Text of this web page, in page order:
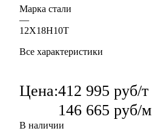
Марка стали
—
12Х18Н10Т
Все характеристики
Цена:412 995 руб/т
146 665 руб/м
В наличии